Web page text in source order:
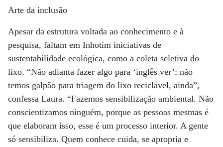
Arte da inclusão
Apesar da estrutura voltada ao conhecimento e à
pesquisa, faltam em Inhotim iniciativas de
sustentabilidade ecológica, como a coleta seletiva do
lixo. “Não adianta fazer algo para ‘inglês ver’; não
temos galpão para triagem do lixo reciclável, ainda”,
confessa Laura. “Fazemos sensibilização ambiental. Não
conscientizamos ninguém, porque as pessoas mesmas é
que elaboram isso, esse é um processo interior. A gente
só sensibiliza. Quem conhece cuida, se apropria e